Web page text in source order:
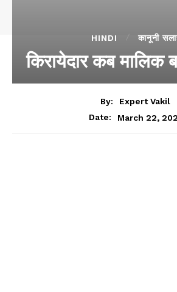
HINDI कानूनी
किरायेदार कब मालिक
By:
Expert Vakil
Date:
March 22,